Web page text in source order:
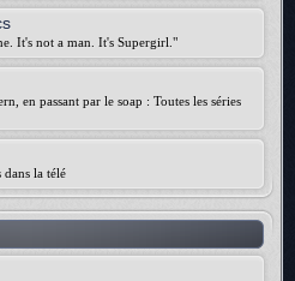
It's not a man. It's Supergirl."
en passant par le soap : Toutes les séries
dans la télé